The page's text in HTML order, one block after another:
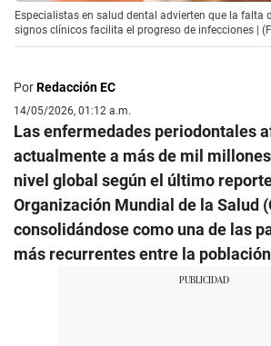
Especialistas en salud dental advierten que la falta
signos clínicos facilita el progreso de infecciones |
PorRedacción EC
14/05/2026, 01:12 a.m.
Las enfermedades periodontales
actualmente a más de mil
nivel global según el último
Organización Mundial de la Salud
consolidándose como una de las
más recurrentes entre la